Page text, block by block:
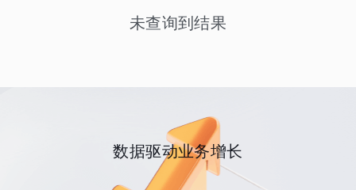
未查询到结果
数据驱动业务增长